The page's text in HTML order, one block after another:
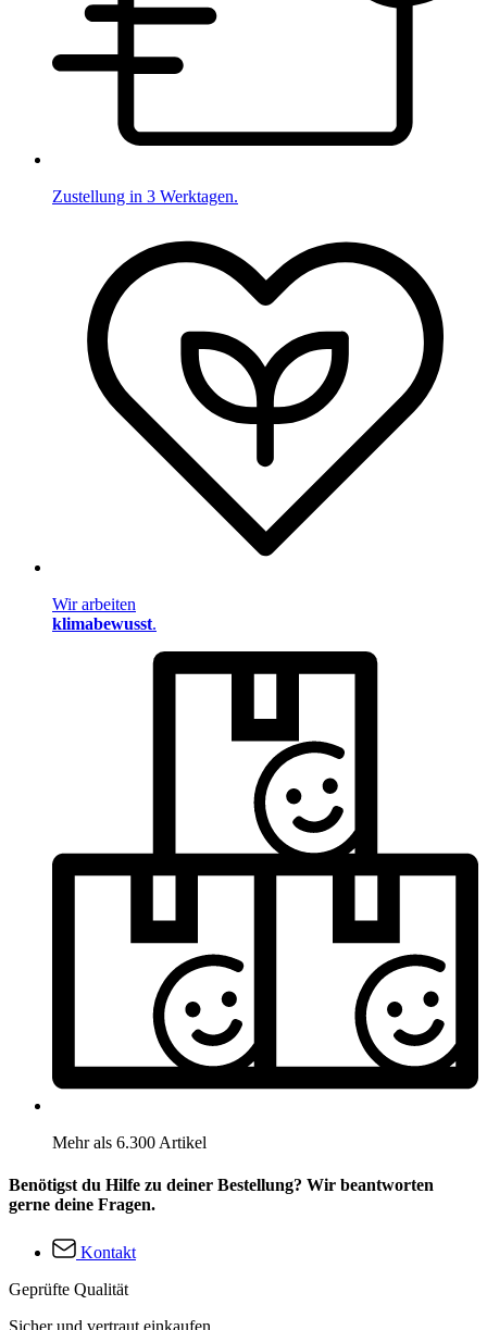
Zustellung in 3 Werktagen.
Wir arbeiten
klimabewusst.
Mehr als 6.300 Artikel
Benötigst du Hilfe zu deiner Bestellung? Wir beantworten
gerne deine Fragen.
Kontakt
Geprüfte Qualität
Sicher und vertraut einkaufen